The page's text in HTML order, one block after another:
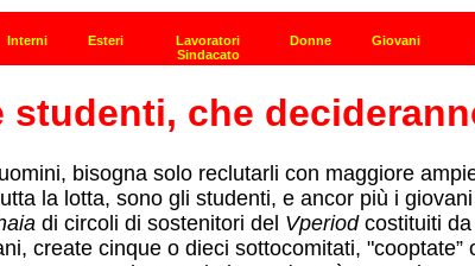
che
bisogna solo reclutarli con maggiore
la lotta, sono gli studenti, e ancor più i
di circoli di sostenitori del Vperiodcostituiti da
create cinque o dieci sottocomitati,